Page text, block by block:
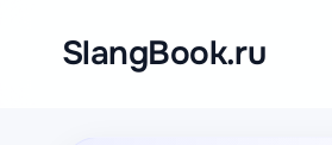
содержимомуSlangBook.ru